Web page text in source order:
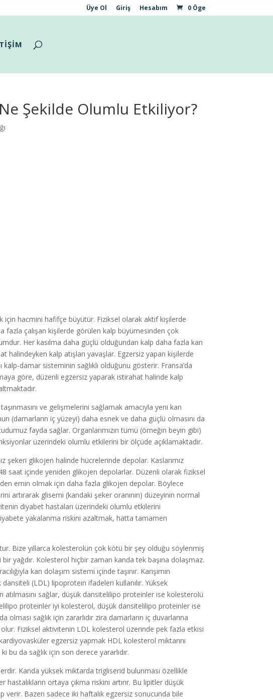
Üye Ol Giriş Hesabım 0 Öge
Ne Şekilde Olumlu Etkiliyor?
hacmini hafifçe büyütür. Fiziksel olarak aktif kişilerde
fazla çalışan kişilerde görülen kalp büyümesinden çok
Her kasılma daha güçlü olduğundan kalp daha fazla kan
halindeyken kalp atışları yavaşlar. Egzersiz yapan kişilerde
damar sisteminin sağlıklı olduğunu gösterir. Fransa’da
göre, düzenli egzersiz yaparak istirahat halinde kalp
ve gelişmelerini sağlamak amacıyla yeni kan
(damarların iç yüzeyi) daha esnek ve daha güçlü olmasını da
fayda sağlar. Organlarımızın tümü (örneğin beyin gibi)
üzerindeki olumlu etkilerini bir ölçüde açıklamaktadır.
şekeri glikojen halinde hücrelerinde depolar. Kaslarımız
saat içinde yeniden glikojen depolarlar. Düzenli olarak fiziksel
emin olmak için daha fazla glikojen depolar. Böylece
artırarak glisemi (kandaki şeker oranının) düzeyinin normal
diyabet hastaları üzerindeki olumlu etkilerini
yakalanma riskini azaltmak, hatta tamamen
Bize yıllarca kolesterolün çok kötü bir şey olduğu söylenmiş
yağdır. Kolesterol hiçbir zaman kanda tek başına dolaşmaz.
kan dolaşım sistemi içinde taşınır. Karışımın
(LDL) lipoprotein ifadeleri kullanılır. Yüksek
sağlar, düşük dansitelilipo proteinler ise kolesterolü
proteinler iyi kolesterol, düşük dansitelilipo proteinler ise
sağlık için zararlıdır zira damarların iç duvarlarına
Fiziksel aktivitenin LDL kolesterol üzerinde pek fazla etkisi
egzersiz yapmak HDL kolesterol miktarını
da sağlık için son derece yararlıdır.
Kanda yüksek miktarda trigliserid bulunması özellikle
ortaya çıkma riskini artırır. Bu lipitler düşük
Bazen sadece iki haftalık egzersiz sonucunda bile